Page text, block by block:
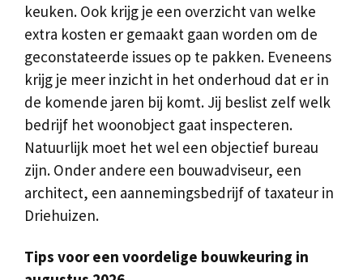
keuken. Ook krijg je een overzicht van welke
extra kosten er gemaakt gaan worden om de
geconstateerde issues op te pakken. Eveneens
krijg je meer inzicht in het onderhoud dat er in
de komende jaren bij komt. Jij beslist zelf welk
bedrijf het woonobject gaat inspecteren.
Natuurlijk moet het wel een objectief bureau
zijn. Onder andere een bouwadviseur, een
architect, een aannemingsbedrijf of taxateur in
Driehuizen.
Tips voor een voordelige bouwkeuring in